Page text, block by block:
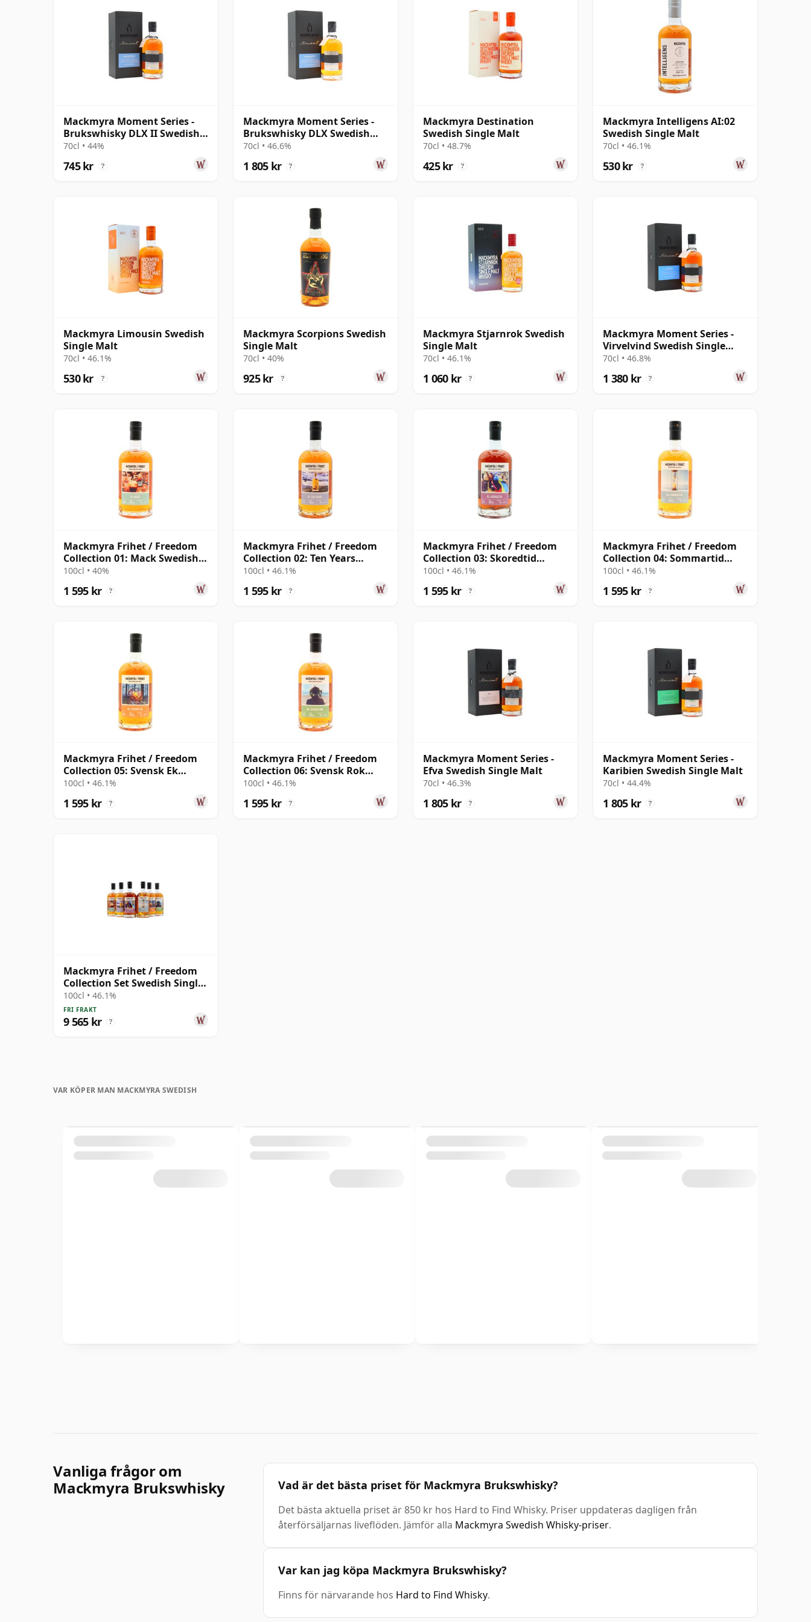
Mackmyra Moment Series -
Brukswhisky DLX II Swedish
Single 2012 9 år gammal
70cl • 44%
745 kr ?
Mackmyra Moment Series -
Brukswhisky DLX Swedish
Single Mal
70cl • 46.6%
1 805 kr ?
Mackmyra Destination
Swedish Single Malt
70cl • 48.7%
425 kr ?
Mackmyra Intelligens AI:02
Swedish Single Malt
70cl • 46.1%
530 kr ?
Mackmyra Limousin Swedish
Single Malt
70cl • 46.1%
530 kr ?
Mackmyra Scorpions Swedish
Single Malt
70cl • 40%
925 kr ?
Mackmyra Stjarnrok Swedish
Single Malt
70cl • 46.1%
1 060 kr ?
Mackmyra Moment Series -
Virvelvind Swedish Single
Malt
70cl • 46.8%
1 380 kr ?
Mackmyra Frihet / Freedom
Collection 01: Mack Swedish
Singl
100cl • 40%
1 595 kr ?
Mackmyra Frihet / Freedom
Collection 02: Ten Years
Swedish 10 år gammal
100cl • 46.1%
1 595 kr ?
Mackmyra Frihet / Freedom
Collection 03: Skoredtid
Swedish
100cl • 46.1%
1 595 kr ?
Mackmyra Frihet / Freedom
Collection 04: Sommartid
Swedish
100cl • 46.1%
1 595 kr ?
Mackmyra Frihet / Freedom
Collection 05: Svensk Ek
Swedish
100cl • 46.1%
1 595 kr ?
Mackmyra Frihet / Freedom
Collection 06: Svensk Rok
Swedish
100cl • 46.1%
1 595 kr ?
Mackmyra Moment Series -
Efva Swedish Single Malt
70cl • 46.3%
1 805 kr ?
Mackmyra Moment Series -
Karibien Swedish Single Malt
70cl • 44.4%
1 805 kr ?
Mackmyra Frihet / Freedom
Collection Set Swedish Single
Mal
100cl • 46.1%
FRI FRAKT
9 565 kr ?
VAR KÖPER MAN MACKMYRA SWEDISH
Vanliga frågor om
Mackmyra Brukswhisky
Vad är det bästa priset för Mackmyra Brukswhisky?
Det bästa aktuella priset är 850 kr hos Hard to Find Whisky. Priser uppdateras dagligen från
återförsäljarnas liveflöden. Jämför alla Mackmyra Swedish Whisky-priser.
Var kan jag köpa Mackmyra Brukswhisky?
Finns för närvarande hos Hard to Find Whisky.